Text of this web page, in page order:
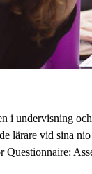
i undervisning
lärare vid sina